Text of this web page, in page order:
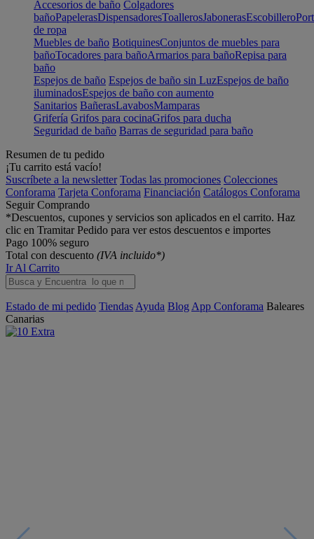
Accesorios de baño Colgadores
bañoPapelerasDispensadoresToallerosJabonerasEscobillero
de ropa
Muebles de baño BotiquinesConjuntos de muebles para
bañoTocadores para bañoArmarios para bañoRepisa para
baño
Espejos de baño Espejos de baño sin LuzEspejos de baño
iluminadosEspejos de baño con aumento
Sanitarios BañerasLavabosMamparas
Grifería Grifos para cocinaGrifos para ducha
Seguridad de baño Barras de seguridad para baño
Resumen de tu pedido
¡Tu carrito está vacío!
Suscríbete a la newsletter Todas las promociones Colecciones
Conforama Tarjeta Conforama Financiación Catálogos Conforama
Seguir Comprando
*Descuentos, cupones y servicios son aplicados en el carrito. Haz
clic en Tramitar Pedido para ver estos descuentos e importes
Pago 100% seguro
Total con descuento (IVA incluido*)
Ir Al Carrito
Estado de mi pedido Tiendas Ayuda Blog App Conforama Baleares
Canarias